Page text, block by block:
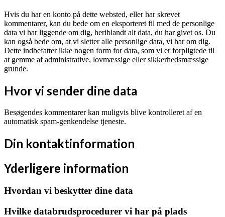
Hvis du har en konto på dette websted, eller har skrevet
kommentarer, kan du bede om en eksporteret fil med de personlige
data vi har liggende om dig, heriblandt alt data, du har givet os. Du
kan også bede om, at vi sletter alle personlige data, vi har om dig.
Dette indbefatter ikke nogen form for data, som vi er forpligtede til
at gemme af administrative, lovmæssige eller sikkerhedsmæssige
grunde.
Hvor vi sender dine data
Besøgendes kommentarer kan muligvis blive kontrolleret af en
automatisk spam-genkendelse tjeneste.
Din kontaktinformation
Yderligere information
Hvordan vi beskytter dine data
Hvilke databrudsprocedurer vi har på plads